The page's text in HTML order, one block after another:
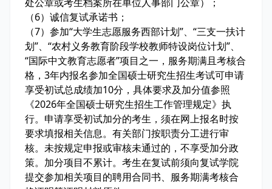
（6）诚信复试承诺书；
（7）参加“大学生志愿服务西部计划”、“三支一扶计
划”、“农村义务教育阶段学校教师特设岗位计划”、
“国际中文教育志愿者”项目之一，服务期满且考核合
格，3年内报名参加全国硕士研究生招生考试可申请
享受初试总成绩加10分，具体要求及加分值参照
《2026年全国硕士研究生招生工作管理规定》执
行。申请享受初试加分的考生，须在网上报名时按
要求填报相关信息。有关部门按职责分工进行审
核。未按规定申报或审核未通过的，不享受加分政
策。加分项目不累计。考生在复试前须向复试学院
提交参加相关项目的聘用合同书、服务期满考核合